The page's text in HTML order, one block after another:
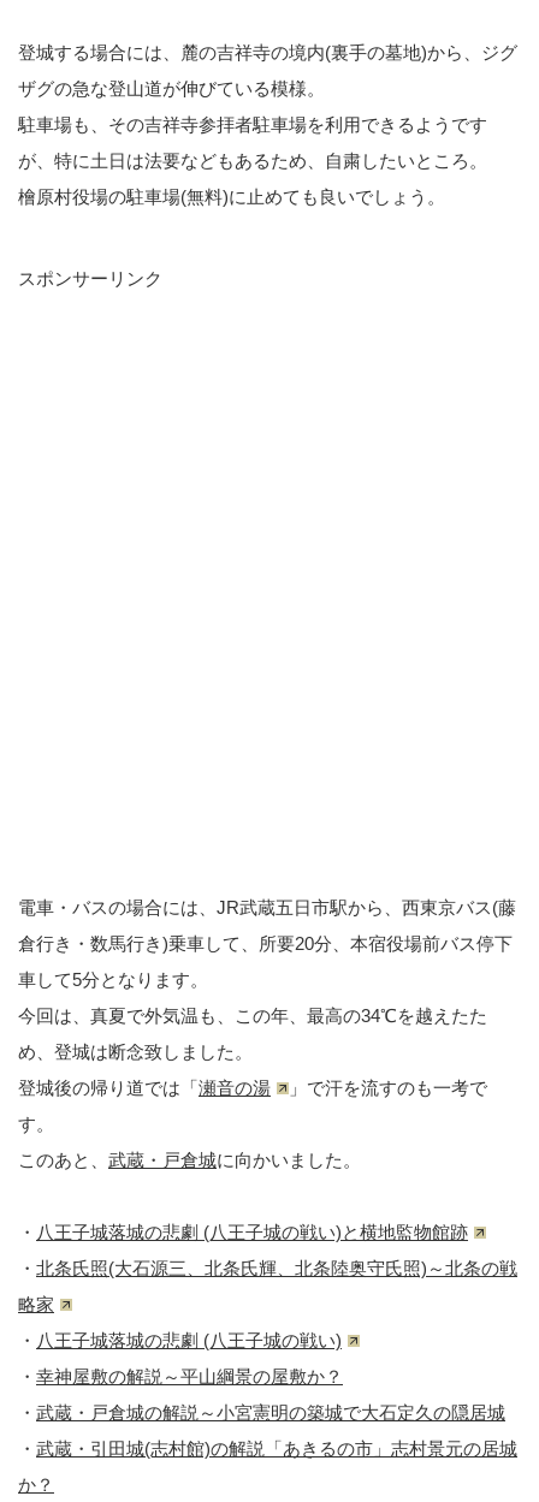
登城する場合には、麓の吉祥寺の境内(裏手の墓地)から、ジグ
ザグの急な登山道が伸びている模様。
駐車場も、その吉祥寺参拝者駐車場を利用できるようです
が、特に土日は法要などもあるため、自粛したいところ。
檜原村役場の駐車場(無料)に止めても良いでしょう。
スポンサーリンク
電車・バスの場合には、JR武蔵五日市駅から、西東京バス(藤
倉行き・数馬行き)乗車して、所要20分、本宿役場前バス停下
車して5分となります。
今回は、真夏で外気温も、この年、最高の34℃を越えたた
め、登城は断念致しました。
登城後の帰り道では「瀬音の湯
」で汗を流すのも一考で
す。
このあと、 武蔵・戸倉城に向かいました。
・ 八王子城落城の悲劇 (八王子城の戦い)と横地監物館跡
・ 北条氏照(大石源三、北条氏輝、北条陸奥守氏照)～北条の戦
略家
・ 八王子城落城の悲劇 (八王子城の戦い)
・ 幸神屋敷の解説～平山綱景の屋敷か？
・ 武蔵・戸倉城の解説～小宮憲明の築城で大石定久の隠居城
・ 武蔵・引田城(志村館)の解説「あきるの市」志村景元の居城
か？